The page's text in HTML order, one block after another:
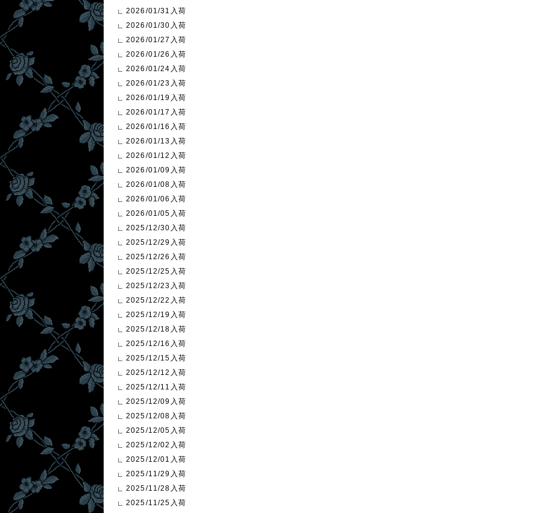
2026/01/31入荷
2026/01/30入荷
2026/01/27入荷
2026/01/26入荷
2026/01/24入荷
2026/01/23入荷
2026/01/19入荷
2026/01/17入荷
2026/01/16入荷
2026/01/13入荷
2026/01/12入荷
2026/01/09入荷
2026/01/08入荷
2026/01/06入荷
2026/01/05入荷
2025/12/30入荷
2025/12/29入荷
2025/12/26入荷
2025/12/25入荷
2025/12/23入荷
2025/12/22入荷
2025/12/19入荷
2025/12/18入荷
2025/12/16入荷
2025/12/15入荷
2025/12/12入荷
2025/12/11入荷
2025/12/09入荷
2025/12/08入荷
2025/12/05入荷
2025/12/02入荷
2025/12/01入荷
2025/11/29入荷
2025/11/28入荷
2025/11/25入荷